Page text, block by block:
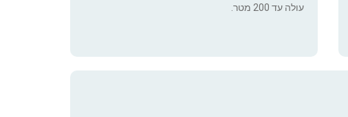
עולה עד 200 מטר.